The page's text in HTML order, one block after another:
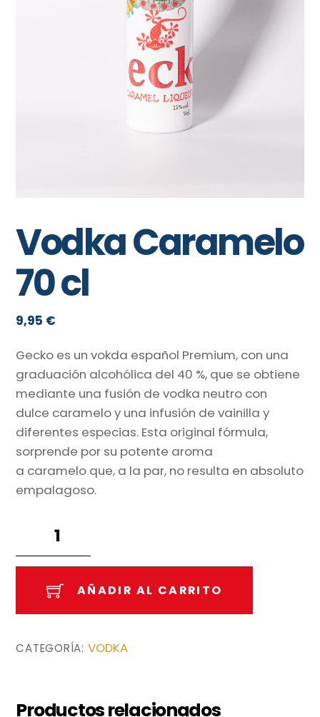
Vodka Caramelo
70 cl
9,95 €
Gecko es un vokda español Premium, con una
graduación alcohólica del 40 %, que se obtiene
mediante una fusión de vodka neutro con
dulce caramelo y una infusión de vainilla y
diferentes especias. Esta original fórmula,
sorprende por su potente aroma
a caramelo que, a la par, no resulta en absoluto
empalagoso.
Caramelo
70
cantidad
AÑADIR AL CARRITO
CATEGORÍA: VODKA
Productos relacionados